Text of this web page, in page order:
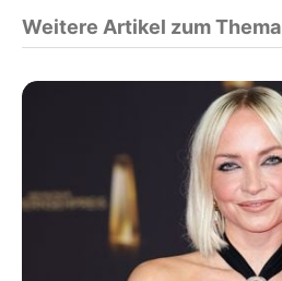
Weitere Artikel zum Thema